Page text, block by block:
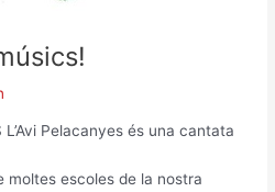
L’Avi Pelacanyes és una cantata
moltes escoles de la nostra